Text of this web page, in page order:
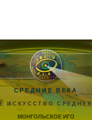
СРЕДНИЕ ВЕКА
ИСКУССТВО
МОНГОЛЬСКОЕ ИГО